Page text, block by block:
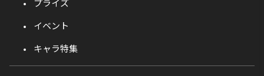
プライズ
イベント
キャラ特集